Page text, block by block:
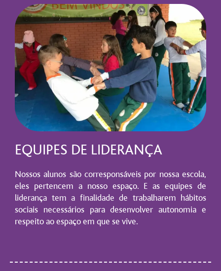
EQUIPES DE LIDERANÇA
Nossos alunos são corresponsáveis por nossa escola,
eles pertencem a nosso espaço. E as equipes de
liderança tem a finalidade de trabalharem hábitos
sociais necessários para desenvolver autonomia e
respeito ao espaço em que se vive.